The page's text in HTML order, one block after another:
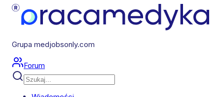
Grupa medjobsonly.com
Forum